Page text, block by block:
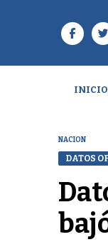
INICIO
NACION
DATOS